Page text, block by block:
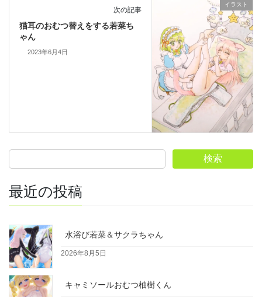
イラスト
次の記事
猫耳のおむつ替えをする若菜ち
ゃん
2023年6月4日
検索
最近の投稿
水浴び若菜＆サクラちゃん
2026年8月5日
キャミソールおむつ柚樹くん